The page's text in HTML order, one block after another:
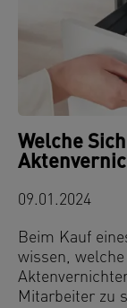
Welche
09.01.2024
Beim Kauf
wissen,
Mitarbeiter zu